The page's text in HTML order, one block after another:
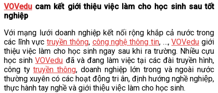
VOVedu cam kết giới thiệu việc làm cho học sinh sau tốt
nghiệp
Với mạng lưới doanh nghiệp kết nối rộng khắp cả nước trong
các lĩnh vựctruyền thông, công nghệ thông tin, …,VOVedu giới
thiệu việc làm cho học sinh ngay sau khi ra trường. Nhiều cựu
học sinhVOVedu đã và đang làm việc tại các đài truyền hình,
công tytruyền thông, doanh nghiệp lớn trong và ngoài nước
thường xuyên có các hoạt động tri ân, định hướng nghề nghiệp,
thực hành tay nghề và giới thiệu việc làm cho học sinh.